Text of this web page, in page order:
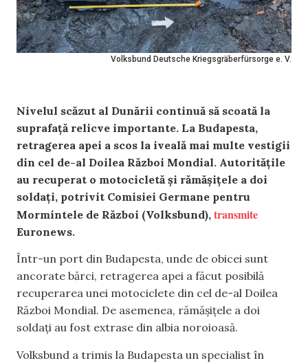
Volksbund Deutsche Kriegsgräberfürsorge e. V.
Nivelul scăzut al Dunării continuă să scoată la
suprafață relicve importante. La Budapesta,
retragerea apei a scos la iveală mai multe vestigii
din cel de-al Doilea Război Mondial. Autoritățile
au recuperat o motocicletă și rămășițele a doi
soldați, potrivit Comisiei Germane pentru
Mormintele de Război (Volksbund), transmite
Euronews.
Într-un port din Budapesta, unde de obicei sunt
ancorate bărci, retragerea apei a făcut posibilă
recuperarea unei motociclete din cel de-al Doilea
Război Mondial. De asemenea, rămășițele a doi
soldați au fost extrase din albia noroioasă.
Volksbund a trimis la Budapesta un specialist în